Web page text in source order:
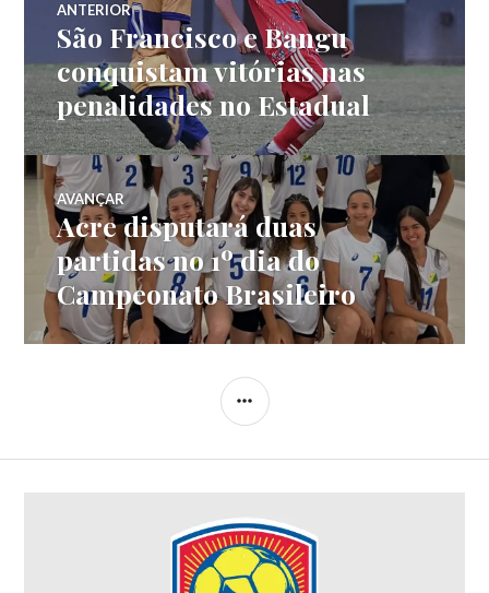
ANTERIOR
São Francisco e Bangu
conquistam vitórias nas
penalidades no Estadual
AVANÇAR
Acre disputará duas
partidas no 1º dia do
Campeonato Brasileiro